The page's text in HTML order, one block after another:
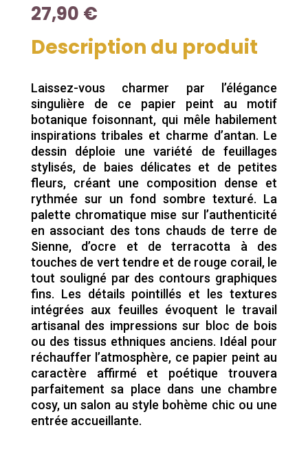
27,90 €
Description du produit
Laissez-vous charmer par l’élégance
singulière de ce papier peint au motif
botanique foisonnant, qui mêle habilement
inspirations tribales et charme d’antan. Le
dessin déploie une variété de feuillages
stylisés, de baies délicates et de petites
fleurs, créant une composition dense et
rythmée sur un fond sombre texturé. La
palette chromatique mise sur l’authenticité
en associant des tons chauds de terre de
Sienne, d’ocre et de terracotta à des
touches de vert tendre et de rouge corail, le
tout souligné par des contours graphiques
fins. Les détails pointillés et les textures
intégrées aux feuilles évoquent le travail
artisanal des impressions sur bloc de bois
ou des tissus ethniques anciens. Idéal pour
réchauffer l’atmosphère, ce papier peint au
caractère affirmé et poétique trouvera
parfaitement sa place dans une chambre
cosy, un salon au style bohème chic ou une
entrée accueillante.